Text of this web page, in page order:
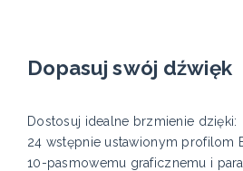
Dopasuj swój dźwięk
Dostosuj idealne brzmienie dzięki:
24 wstępnie ustawionym profilom
10-pasmowemu graficznemu i